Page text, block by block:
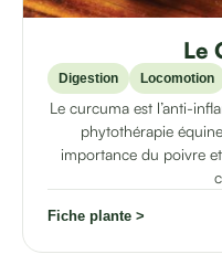
Le
Digestion Locomotion
Le curcuma est l’anti-
phytothérapie
importance du poivre et
Fiche plante >